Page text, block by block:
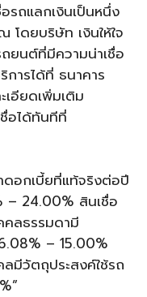
รถแลกเงินเป็นหนึ่ง
ดยบริษัท เงินให้ใจ
ยนต์ที่มีความน่าเชื่อ
ารได้ที่ ธนาคาร
อียดเพิ่มเติม
อได้ทันทีที่
ดอกเบี้ยที่แท้จริงต่อปี
– 24.00% สินเชื่อ
คลธรรมดามี
– 15.00%
มีวัตถุประสงค์ใช้รถ